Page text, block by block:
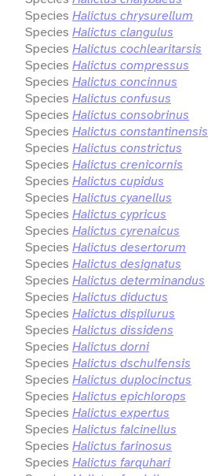
Species Halictus chrysurellum
Species Halictus clangulus
Species Halictus cochlearitarsis
Species Halictus compressus
Species Halictus concinnus
Species Halictus confusus
Species Halictus consobrinus
Species Halictus constantinensis
Species Halictus constrictus
Species Halictus crenicornis
Species Halictus cupidus
Species Halictus cyanellus
Species Halictus cypricus
Species Halictus cyrenaicus
Species Halictus desertorum
Species Halictus designatus
Species Halictus determinandus
Species Halictus diductus
Species Halictus dispilurus
Species Halictus dissidens
Species Halictus dorni
Species Halictus dschulfensis
Species Halictus duplocinctus
Species Halictus epichlorops
Species Halictus expertus
Species Halictus falcinellus
Species Halictus farinosus
Species Halictus farquhari